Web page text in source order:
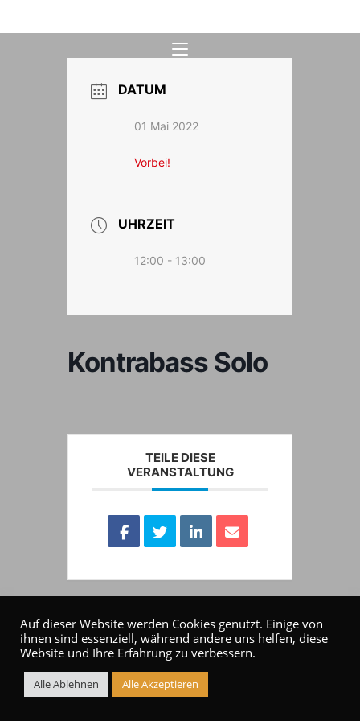
Inhalt
DATUM
01 Mai 2022
Vorbei!
UHRZEIT
12:00 - 13:00
Kontrabass Solo
TEILE DIESE
VERANSTALTUNG
Auf dieser Website werden Cookies genutzt. Einige von
ihnen sind essenziell, während andere uns helfen, diese
Website und Ihre Erfahrung zu verbessern.
Alle Ablehnen Alle Akzeptieren